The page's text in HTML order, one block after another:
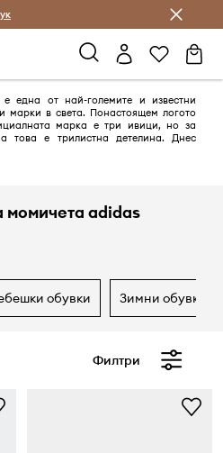
с Answear Club
една от най-големите и известни
марки в света. Понастоящем логото
марка е три ивици, но за
това е трилистна детелина. Днес
момичета adidas
обувки зимни обувки
Филтри